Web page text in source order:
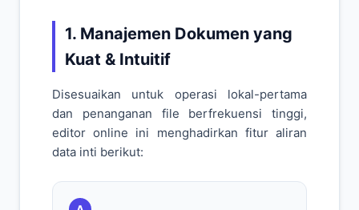
1. Manajemen Dokumen yang
Kuat & Intuitif
Disesuaikan untuk operasi lokal-pertama
dan penanganan file berfrekuensi tinggi,
editor online ini menghadirkan fitur aliran
data inti berikut: